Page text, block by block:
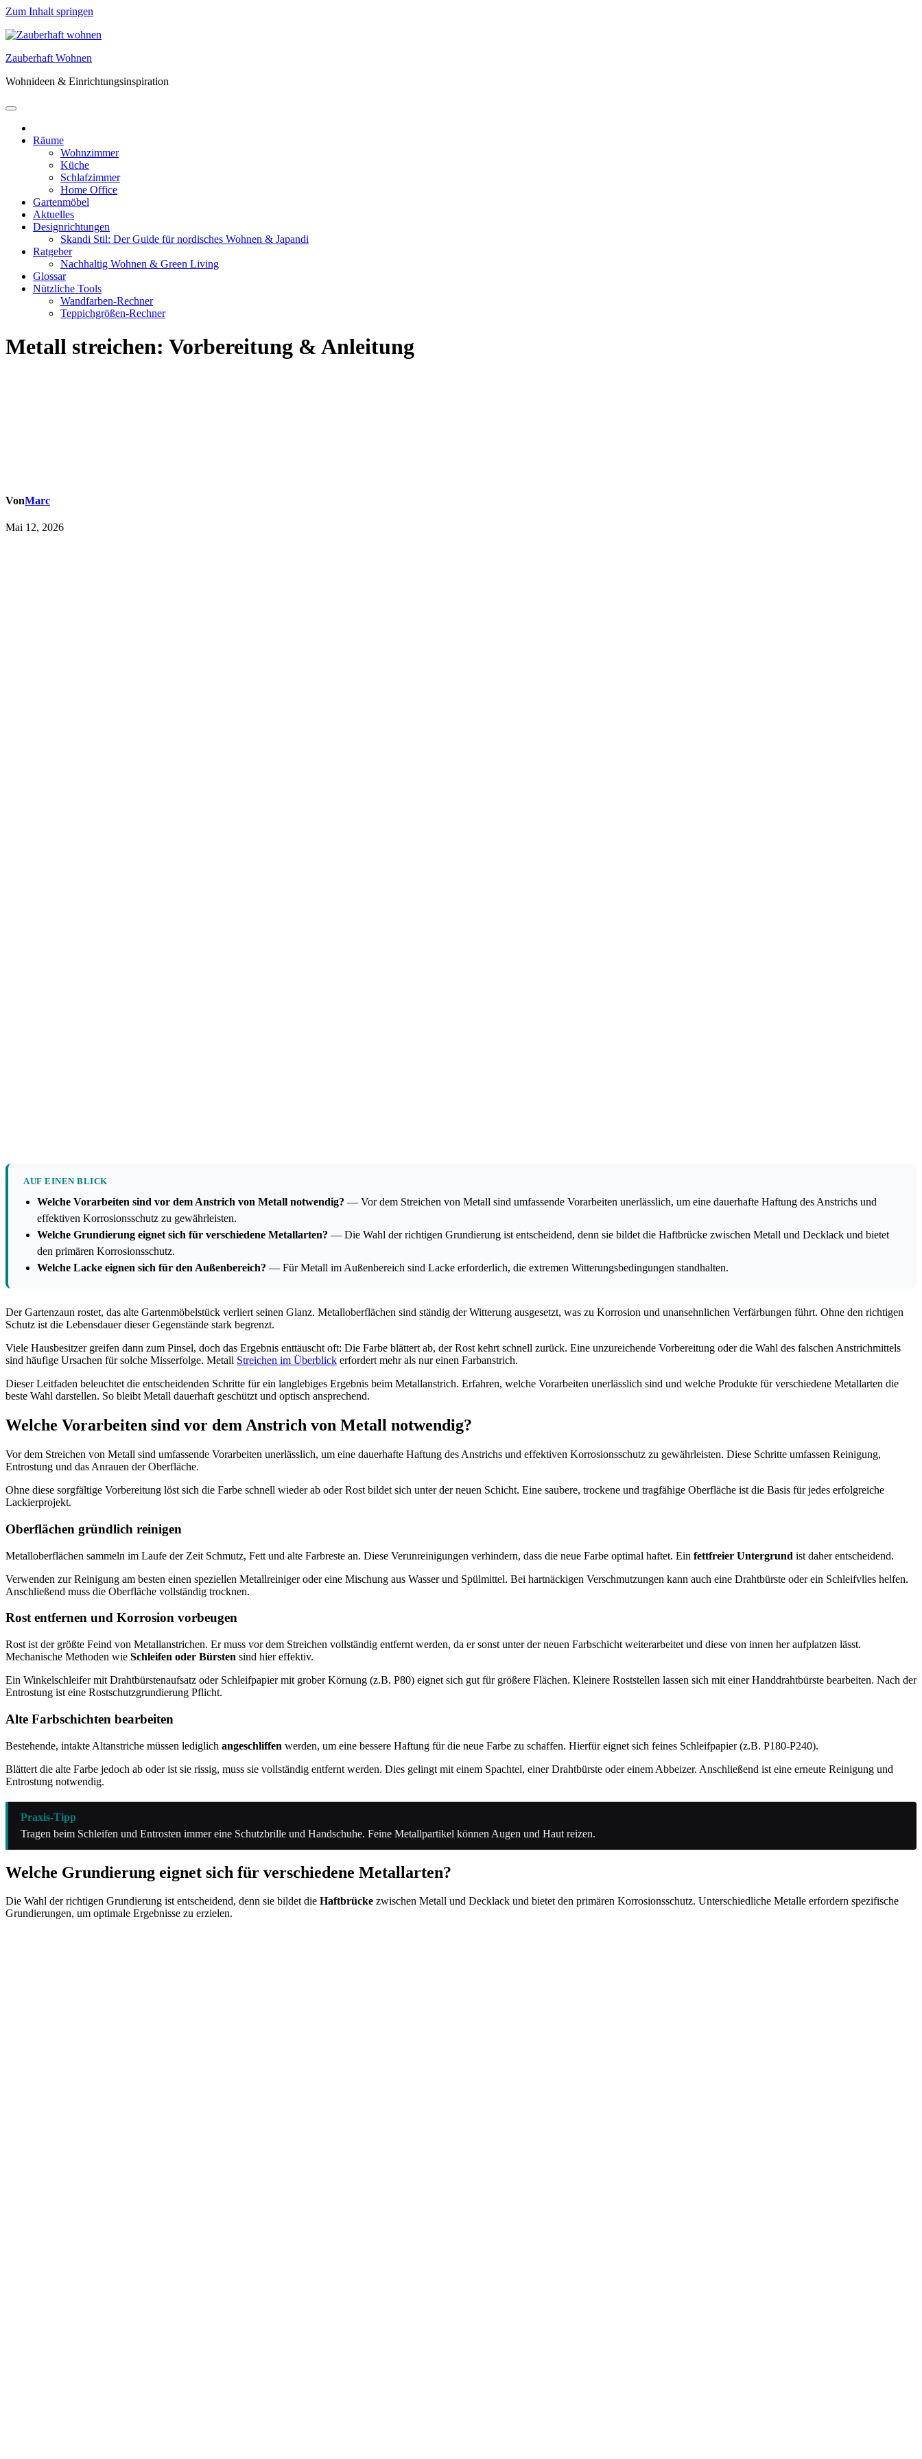
Zum Inhalt springen
Zauberhaft Wohnen
Wohnideen & Einrichtungsinspiration
Räume
Wohnzimmer
Küche
Schlafzimmer
Home Office
Gartenmöbel
Aktuelles
Designrichtungen
Skandi Stil: Der Guide für nordisches Wohnen & Japandi
Ratgeber
Nachhaltig Wohnen & Green Living
Glossar
Nützliche Tools
Wandfarben-Rechner
Teppichgrößen-Rechner
Metall streichen: Vorbereitung & Anleitung
VonMarc
Mai 12, 2026
AUF EINEN BLICK
Welche Vorarbeiten sind vor dem Anstrich von Metall notwendig? — Vor dem Streichen von Metall sind umfassende Vorarbeiten unerlässlich, um eine dauerhafte Haftung des Anstrichs und
effektiven Korrosionsschutz zu gewährleisten.
Welche Grundierung eignet sich für verschiedene Metallarten? — Die Wahl der richtigen Grundierung ist entscheidend, denn sie bildet die Haftbrücke zwischen Metall und Decklack und bietet
den primären Korrosionsschutz.
Welche Lacke eignen sich für den Außenbereich? — Für Metall im Außenbereich sind Lacke erforderlich, die extremen Witterungsbedingungen standhalten.
Der Gartenzaun rostet, das alte Gartenmöbelstück verliert seinen Glanz. Metalloberflächen sind ständig der Witterung ausgesetzt, was zu Korrosion und unansehnlichen Verfärbungen führt. Ohne den richtigen
Schutz ist die Lebensdauer dieser Gegenstände stark begrenzt.
Viele Hausbesitzer greifen dann zum Pinsel, doch das Ergebnis enttäuscht oft: Die Farbe blättert ab, der Rost kehrt schnell zurück. Eine unzureichende Vorbereitung oder die Wahl des falschen Anstrichmittels
sind häufige Ursachen für solche Misserfolge. Metall Streichen im Überblick erfordert mehr als nur einen Farbanstrich.
Dieser Leitfaden beleuchtet die entscheidenden Schritte für ein langlebiges Ergebnis beim Metallanstrich. Erfahren, welche Vorarbeiten unerlässlich sind und welche Produkte für verschiedene Metallarten die
beste Wahl darstellen. So bleibt Metall dauerhaft geschützt und optisch ansprechend.
Welche Vorarbeiten sind vor dem Anstrich von Metall notwendig?
Vor dem Streichen von Metall sind umfassende Vorarbeiten unerlässlich, um eine dauerhafte Haftung des Anstrichs und effektiven Korrosionsschutz zu gewährleisten. Diese Schritte umfassen Reinigung,
Entrostung und das Anrauen der Oberfläche.
Ohne diese sorgfältige Vorbereitung löst sich die Farbe schnell wieder ab oder Rost bildet sich unter der neuen Schicht. Eine saubere, trockene und tragfähige Oberfläche ist die Basis für jedes erfolgreiche
Lackierprojekt.
Oberflächen gründlich reinigen
Metalloberflächen sammeln im Laufe der Zeit Schmutz, Fett und alte Farbreste an. Diese Verunreinigungen verhindern, dass die neue Farbe optimal haftet. Ein fettfreier Untergrund ist daher entscheidend.
Verwenden zur Reinigung am besten einen speziellen Metallreiniger oder eine Mischung aus Wasser und Spülmittel. Bei hartnäckigen Verschmutzungen kann auch eine Drahtbürste oder ein Schleifvlies helfen.
Anschließend muss die Oberfläche vollständig trocknen.
Rost entfernen und Korrosion vorbeugen
Rost ist der größte Feind von Metallanstrichen. Er muss vor dem Streichen vollständig entfernt werden, da er sonst unter der neuen Farbschicht weiterarbeitet und diese von innen her aufplatzen lässt.
Mechanische Methoden wie Schleifen oder Bürsten sind hier effektiv.
Ein Winkelschleifer mit Drahtbürstenaufsatz oder Schleifpapier mit grober Körnung (z.B. P80) eignet sich gut für größere Flächen. Kleinere Roststellen lassen sich mit einer Handdrahtbürste bearbeiten. Nach der
Entrostung ist eine Rostschutzgrundierung Pflicht.
Alte Farbschichten bearbeiten
Bestehende, intakte Altanstriche müssen lediglich angeschliffen werden, um eine bessere Haftung für die neue Farbe zu schaffen. Hierfür eignet sich feines Schleifpapier (z.B. P180-P240).
Blättert die alte Farbe jedoch ab oder ist sie rissig, muss sie vollständig entfernt werden. Dies gelingt mit einem Spachtel, einer Drahtbürste oder einem Abbeizer. Anschließend ist eine erneute Reinigung und
Entrostung notwendig.
Praxis-Tipp
Tragen beim Schleifen und Entrosten immer eine Schutzbrille und Handschuhe. Feine Metallpartikel können Augen und Haut reizen.
Welche Grundierung eignet sich für verschiedene Metallarten?
Die Wahl der richtigen Grundierung ist entscheidend, denn sie bildet die Haftbrücke zwischen Metall und Decklack und bietet den primären Korrosionsschutz. Unterschiedliche Metalle erfordern spezifische
Grundierungen, um optimale Ergebnisse zu erzielen.